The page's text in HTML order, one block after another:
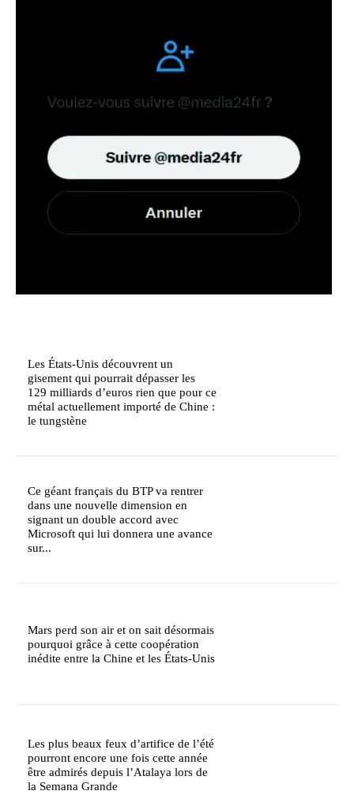
Les États-Unis découvrent un
gisement qui pourrait dépasser les
129 milliards d’euros rien que pour ce
métal actuellement importé de Chine :
le tungstène
Ce géant français du BTP va rentrer
dans une nouvelle dimension en
signant un double accord avec
Microsoft qui lui donnera une avance
sur...
Mars perd son air et on sait désormais
pourquoi grâce à cette coopération
inédite entre la Chine et les États-Unis
Les plus beaux feux d’artifice de l’été
pourront encore une fois cette année
être admirés depuis l’Atalaya lors de
la Semana Grande